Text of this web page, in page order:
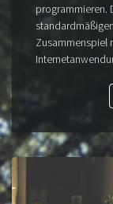
programmieren.
Zusammenspiel